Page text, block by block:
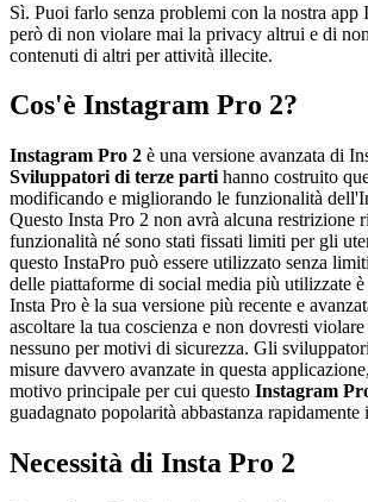
Sì. Puoi farlo senza problemi con la nostra app
però di non violare mai la privacy altrui e di
contenuti di altri per attività illecite.
Cos'è Instagram Pro 2?
Instagram Pro 2 è una versione avanzata di
Sviluppatori di terze parti hanno costruito
modificando e migliorando le funzionalità
Questo Insta Pro 2 non avrà alcuna restrizione
funzionalità né sono stati fissati limiti per gli
questo InstaPro può essere utilizzato senza
delle piattaforme di social media più utilizzate è
Insta Pro è la sua versione più recente e
ascoltare la tua coscienza e non dovresti
nessuno per motivi di sicurezza. Gli
misure davvero avanzate in questa
motivo principale per cui questo Instagram
guadagnato popolarità abbastanza
Necessità di Insta Pro 2